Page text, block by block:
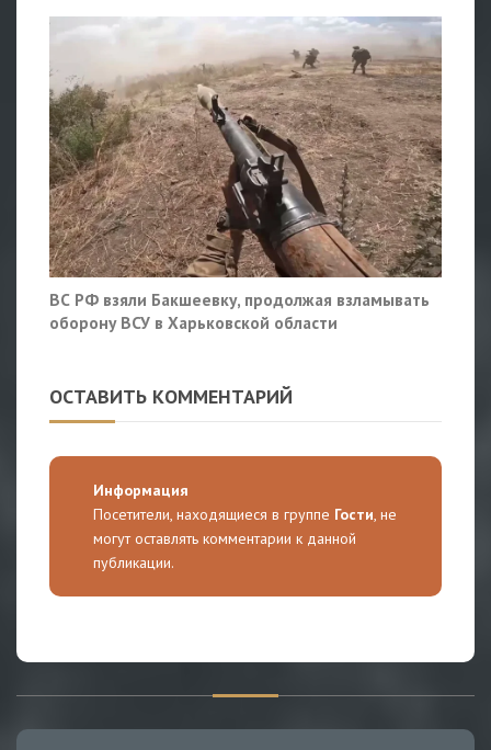
ВС РФ взяли Бакшеевку, продолжая взламывать
оборону ВСУ в Харьковской области
ОСТАВИТЬ КОММЕНТАРИЙ
Информация
Посетители, находящиеся в группе Гости, не
могут оставлять комментарии к данной
публикации.